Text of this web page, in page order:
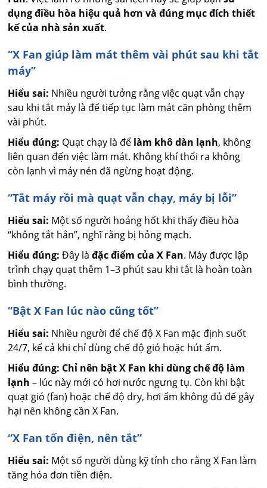
dụng điều hòa hiệu quả hơn và đúng mục đích thiết
kế của nhà sản xuất.
“X Fan giúp làm mát thêm vài phút sau khi tắt
máy”
Hiểu sai: Nhiều người tưởng rằng việc quạt vẫn chạy
sau khi tắt máy là để tiếp tục làm mát căn phòng thêm
vài phút.
Hiểu đúng: Quạt chạy là để làm khô dàn lạnh, không
liên quan đến việc làm mát. Không khí thổi ra không
còn lạnh vì máy nén đã ngừng hoạt động.
“Tắt máy rồi mà quạt vẫn chạy, máy bị lỗi”
Hiểu sai: Một số người hoảng hốt khi thấy điều hòa
“không tắt hẳn”, nghĩ rằng bị hỏng mạch.
Hiểu đúng: Đây làđặc điểm của X Fan. Máy được lập
trình chạy quạt thêm 1–3 phút sau khi tắt là hoàn toàn
bình thường.
“Bật X Fan lúc nào cũng tốt”
Hiểu sai: Nhiều người để chế độ X Fan mặc định suốt
24/7, kể cả khi chỉ dùng chế độ gió hoặc hút ẩm.
Hiểu đúng: Chỉ nên bật X Fan khi dùng chế độ làm
lạnh – lúc này mới có hơi nước ngưng tụ. Còn khi bật
quạt gió (fan) hoặc chế độ dry, hơi ẩm không đủ để gây
hại nên không cần X Fan.
“X Fan tốn điện, nên tắt”
Hiểu sai: Một số người dùng kỹ tính cho rằng X Fan làm
tăng hóa đơn tiền điện.